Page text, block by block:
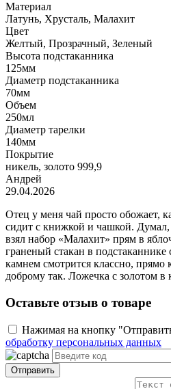
Материал
Латунь, Хрусталь, Малахит
Цвет
Желтый, Прозрачный, Зеленый
Высота подстаканника
125мм
Диаметр подстаканника
70мм
Объем
250мл
Диаметр тарелки
140мм
Покрытие
никель, золото 999,9
Андрей
29.04.2026
Отец у меня чай просто обожает,
сидит с книжкой и чашкой. Думал,
взял набор «Малахит» прям в
граненый стакан в
камнем смотрится классно, прямо
доброму так. Ложечка с золотом в
Оставьте отзыв о товаре
Нажимая на кнопку
обработку персональных данных
Отправить